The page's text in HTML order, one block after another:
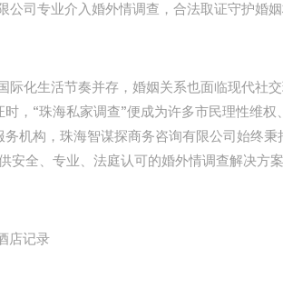
司专业介入婚外情调查，合法取证守护婚
化生活节奏并存，婚姻关系也面临现代社
，“珠海私家调查”便成为许多市民理性维权
机构，珠海智谋探商务咨询有限公司始终秉
全、专业、法庭认可的婚外情调查解决方案
店记录